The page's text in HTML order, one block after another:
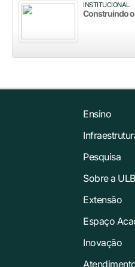
INSTITUCIONAL
Construindo
Ensino
Pesquisa
Sobre a
Extensão
Espaço
Inovação